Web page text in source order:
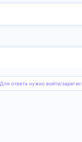
Для ответа нужно войти/